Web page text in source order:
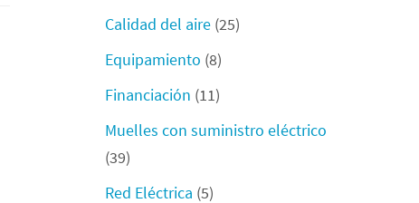
Calidad del aire (25)
Equipamiento (8)
Financiación (11)
Muelles con suministro eléctrico
(39)
Red Eléctrica (5)